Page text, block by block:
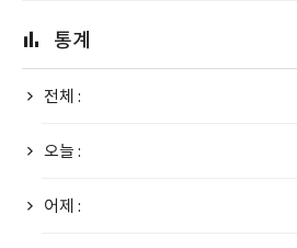
통계
전체 :
오늘 :
어제 :